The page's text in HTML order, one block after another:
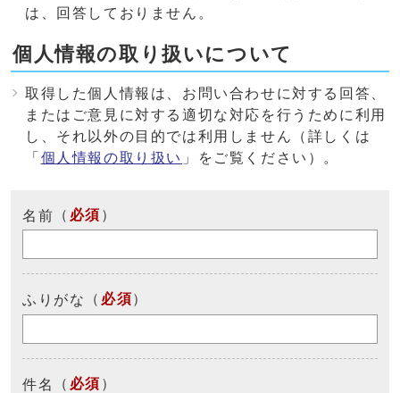
は、回答しておりません。
個人情報の取り扱いについて
取得した個人情報は、お問い合わせに対する回答、
またはご意見に対する適切な対応を行うために利用
し、それ以外の目的では利用しません（詳しくは
「 個人情報の取り扱い 」をご覧ください）。
名前 （ 必須 ）
ふりがな （ 必須）
件名 （ 必須 ）